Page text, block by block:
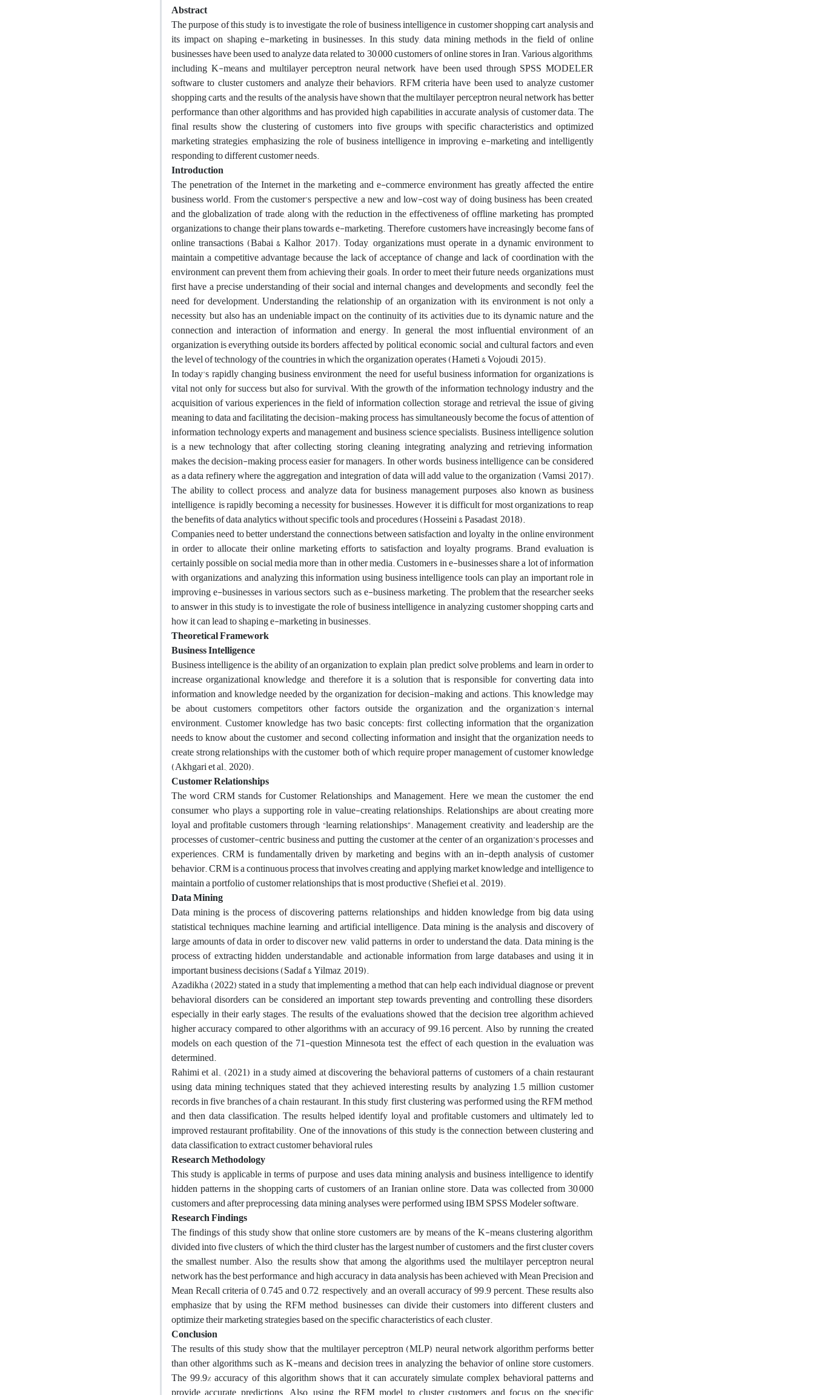
Abstract
The purpose of this study is to investigate the role of business intelligence in customer shopping cart analysis and
its impact on shaping e-marketing in businesses. In this study, data mining methods in the field of online
businesses have been used to analyze data related to 30,000 customers of online stores in Iran. Various algorithms,
including K-means and multilayer perceptron neural network, have been used through SPSS MODELER
software to cluster customers and analyze their behaviors. RFM criteria have been used to analyze customer
shopping carts, and the results of the analysis have shown that the multilayer perceptron neural network has better
performance than other algorithms and has provided high capabilities in accurate analysis of customer data. The
final results show the clustering of customers into five groups with specific characteristics and optimized
marketing strategies, emphasizing the role of business intelligence in improving e-marketing and intelligently
responding to different customer needs.
Introduction
The penetration of the Internet in the marketing and e-commerce environment has greatly affected the entire
business world. From the customer's perspective, a new and low-cost way of doing business has been created,
and the globalization of trade, along with the reduction in the effectiveness of offline marketing, has prompted
organizations to change their plans towards e-marketing. Therefore, customers have increasingly become fans of
online transactions (Babai & Kalhor, 2017). Today, organizations must operate in a dynamic environment to
maintain a competitive advantage because the lack of acceptance of change and lack of coordination with the
environment can prevent them from achieving their goals. In order to meet their future needs, organizations must
first have a precise understanding of their social and internal changes and developments, and secondly, feel the
need for development. Understanding the relationship of an organization with its environment is not only a
necessity, but also has an undeniable impact on the continuity of its activities due to its dynamic nature and the
connection and interaction of information and energy. In general, the most influential environment of an
organization is everything outside its borders, affected by political, economic, social, and cultural factors, and even
the level of technology of the countries in which the organization operates (Hameti & Vojoudi, 2015).
In today's rapidly changing business environment, the need for useful business information for organizations is
vital not only for success but also for survival. With the growth of the information technology industry and the
acquisition of various experiences in the field of information collection, storage and retrieval, the issue of giving
meaning to data and facilitating the decision-making process has simultaneously become the focus of attention of
information technology experts and management and business science specialists. Business intelligence solution
is a new technology that, after collecting, storing, cleaning, integrating, analyzing and retrieving information,
makes the decision-making process easier for managers. In other words, business intelligence can be considered
as a data refinery where the aggregation and integration of data will add value to the organization (Vamsi, 2017).
The ability to collect, process, and analyze data for business management purposes, also known as business
intelligence, is rapidly becoming a necessity for businesses. However, it is difficult for most organizations to reap
the benefits of data analytics without specific tools and procedures (Hosseini & Pasadast, 2018).
Companies need to better understand the connections between satisfaction and loyalty in the online environment
in order to allocate their online marketing efforts to satisfaction and loyalty programs. Brand evaluation is
certainly possible on social media more than in other media. Customers in e-businesses share a lot of information
with organizations, and analyzing this information using business intelligence tools can play an important role in
improving e-businesses in various sectors, such as e-business marketing. The problem that the researcher seeks
to answer in this study is to investigate the role of business intelligence in analyzing customer shopping carts and
how it can lead to shaping e-marketing in businesses.
Theoretical Framework
Business Intelligence
Business intelligence is the ability of an organization to explain, plan, predict, solve problems, and learn in order to
increase organizational knowledge, and therefore it is a solution that is responsible for converting data into
information and knowledge needed by the organization for decision-making and actions. This knowledge may
be about customers, competitors, other factors outside the organization, and the organization's internal
environment. Customer knowledge has two basic concepts: first, collecting information that the organization
needs to know about the customer, and second, collecting information and insight that the organization needs to
create strong relationships with the customer, both of which require proper management of customer knowledge
(Akhgari et al., 2020).
Customer Relationships
The word CRM stands for Customer, Relationships, and Management. Here, we mean the customer, the end
consumer, who plays a supporting role in value-creating relationships. Relationships are about creating more
loyal and profitable customers through “learning relationships”. Management, creativity, and leadership are the
processes of customer-centric business and putting the customer at the center of an organization’s processes and
experiences. CRM is fundamentally driven by marketing and begins with an in-depth analysis of customer
behavior. CRM is a continuous process that involves creating and applying market knowledge and intelligence to
maintain a portfolio of customer relationships that is most productive (Shefiei et al., 2019).
Data Mining
Data mining is the process of discovering patterns, relationships, and hidden knowledge from big data using
statistical techniques, machine learning, and artificial intelligence. Data mining is the analysis and discovery of
large amounts of data in order to discover new, valid patterns, in order to understand the data. Data mining is the
process of extracting hidden, understandable, and actionable information from large databases and using it in
important business decisions (Sadaf & Yilmaz, 2019).
Azadikha (2022) stated in a study that implementing a method that can help each individual diagnose or prevent
behavioral disorders can be considered an important step towards preventing and controlling these disorders,
especially in their early stages. The results of the evaluations showed that the decision tree algorithm achieved
higher accuracy compared to other algorithms with an accuracy of 99.16 percent. Also, by running the created
models on each question of the 71-question Minnesota test, the effect of each question in the evaluation was
determined.
Rahimi et al., (2021) in a study aimed at discovering the behavioral patterns of customers of a chain restaurant
using data mining techniques stated that they achieved interesting results by analyzing 1.5 million customer
records in five branches of a chain restaurant. In this study, first clustering was performed using the RFM method,
and then data classification. The results helped identify loyal and profitable customers and ultimately led to
improved restaurant profitability. One of the innovations of this study is the connection between clustering and
data classification to extract customer behavioral rules
Research Methodology
This study is applicable in terms of purpose, and uses data mining analysis and business intelligence to identify
hidden patterns in the shopping carts of customers of an Iranian online store. Data was collected from 30,000
customers and after preprocessing, data mining analyses were performed using IBM SPSS Modeler software.
Research Findings
The findings of this study show that online store customers are, by means of the K-means clustering algorithm,
divided into five clusters, of which the third cluster has the largest number of customers and the first cluster covers
the smallest number. Also, the results show that among the algorithms used, the multilayer perceptron neural
network has the best performance, and high accuracy in data analysis has been achieved with Mean Precision and
Mean Recall criteria of 0.745 and 0.72, respectively, and an overall accuracy of 99.9 percent. These results also
emphasize that by using the RFM method, businesses can divide their customers into different clusters and
optimize their marketing strategies based on the specific characteristics of each cluster.
Conclusion
The results of this study show that the multilayer perceptron (MLP) neural network algorithm performs better
than other algorithms such as K-means and decision trees in analyzing the behavior of online store customers.
The 99.9% accuracy of this algorithm shows that it can accurately simulate complex behavioral patterns and